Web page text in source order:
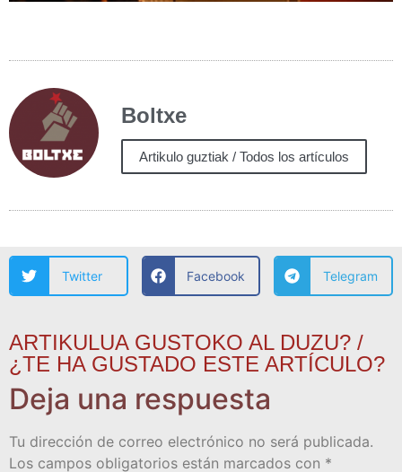
Boltxe
Artikulo guztiak / Todos los artículos
Twitter Facebook Telegram
ARTIKULUA GUSTOKO AL DUZU? /
¿TE HA GUSTADO ESTE ARTÍCULO?
Deja una respuesta
Tu dirección de correo electrónico no será publicada.
Los campos obligatorios están marcados con *